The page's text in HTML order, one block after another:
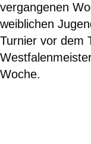
vergangenen
weiblichen
Turnier vor dem
Woche.